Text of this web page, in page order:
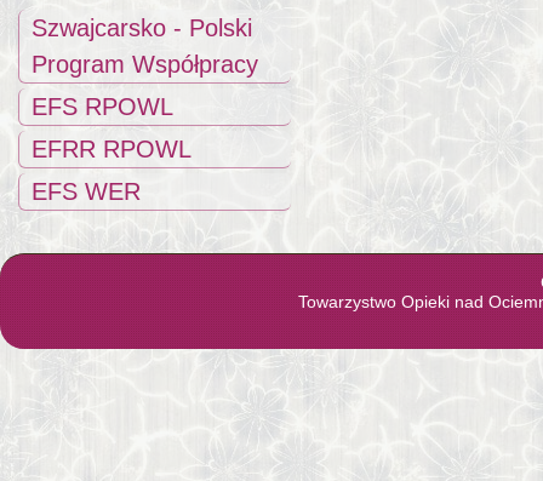
Szwajcarsko - Polski
Program Współpracy
EFS RPOWL
EFRR RPOWL
EFS WER
Towarzystwo Opieki nad